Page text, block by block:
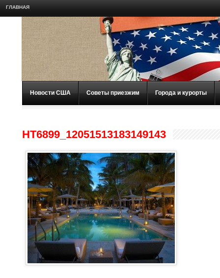
ГЛАВНАЯ
Новости США Советы приезжим Города и курорты
HT6899_12051513183149143